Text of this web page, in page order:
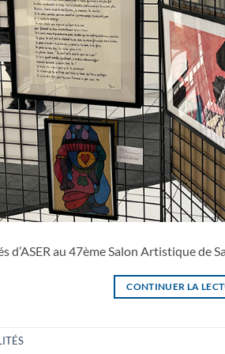
d’ASER au 47ème Salon Artistique de
CONTINUER LA